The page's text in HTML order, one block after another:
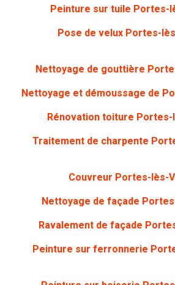
Peinture sur tuile Portes-
Pose de velux Portes-
Nettoyage de gouttière
Nettoyage et démoussage de
Rénovation toiture Portes-
Traitement de charpente
Couvreur Portes-lès-
Nettoyage de façade
Ravalement de façade
Peinture sur ferronnerie